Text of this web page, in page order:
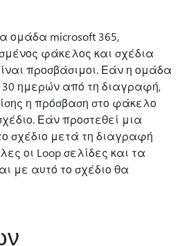
ομάδα microsoft 365,
φάκελος και σχέδια
προσβάσιμοι. Εάν η ομάδα
ημερών από τη διαγραφή,
η πρόσβαση στο φάκελο
Εάν προστεθεί μια
σχέδιο μετά τη διαγραφή
οι Loop σελίδες και τα
με αυτό το σχέδιο θα